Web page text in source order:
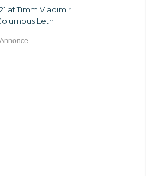
af Timm Vladimir
Leth